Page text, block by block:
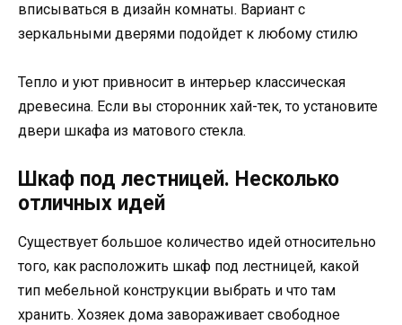
вписываться в дизайн комнаты. Вариант с
зеркальными дверями подойдет к любому стилю
Тепло и уют привносит в интерьер классическая
древесина. Если вы сторонник хай-тек, то установите
двери шкафа из матового стекла.
Шкаф под лестницей. Несколько
отличных идей
Существует большое количество идей относительно
того, как расположить шкаф под лестницей, какой
тип мебельной конструкции выбрать и что там
хранить. Хозяек дома завораживает свободное